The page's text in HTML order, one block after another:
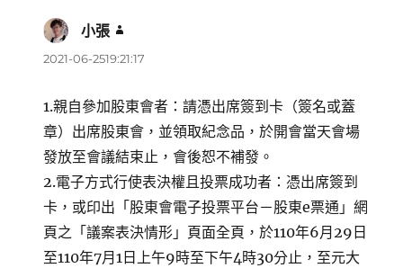
小張
示:
2021-06-2519:21:17
1.親自參加股東會者：請憑出席簽到卡（簽名或蓋
章）出席股東會，並領取紀念品，於開會當天會場
發放至會議結束止，會後恕不補發。
2.電子方式行使表決權且投票成功者：憑出席簽到
卡，或印出「股東會電子投票平台－股東e票通」網
頁之「議案表決情形」頁面全頁，於110年6月29日
至110年7月1日上午9時至下午4時30分止，至元大